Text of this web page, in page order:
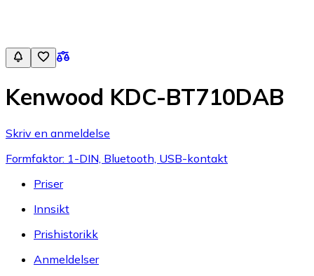
Kenwood KDC-BT710DAB
Skriv en anmeldelse
Formfaktor: 1-DIN, Bluetooth, USB-kontakt
Priser
Innsikt
Prishistorikk
Anmeldelser